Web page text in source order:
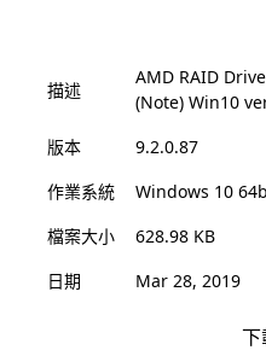
描述
AMD RAID
(Note) Win10
版本
9.2.0.87
作業系統
Windows 10
檔案大小
628.98 KB
日期
Mar 28, 2019
下